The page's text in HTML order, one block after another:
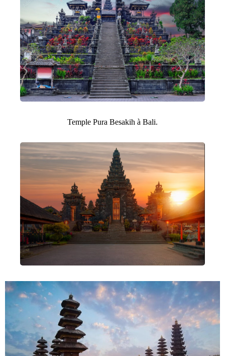
Temple Pura Besakih à Bali.